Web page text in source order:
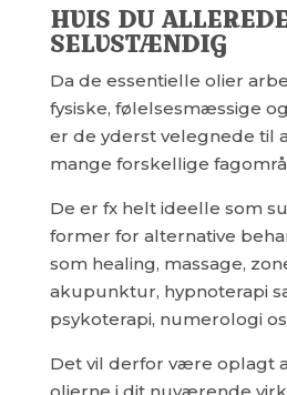
HVIS DU
SELVSTÆNDIG
Da de essentielle olier
fysiske, følelsesmæssige
er de yderst velegnede til
mange forskellige
De er fx helt ideelle som
former for alternative
som healing, massage,
akupunktur, hypnoterapi
psykoterapi, numerologi
Det vil derfor være oplagt